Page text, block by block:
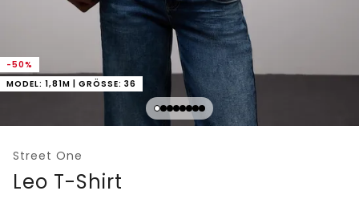
-50%
MODEL: 1,81M | GRÖSSE: 36
Street One
Leo T-Shirt